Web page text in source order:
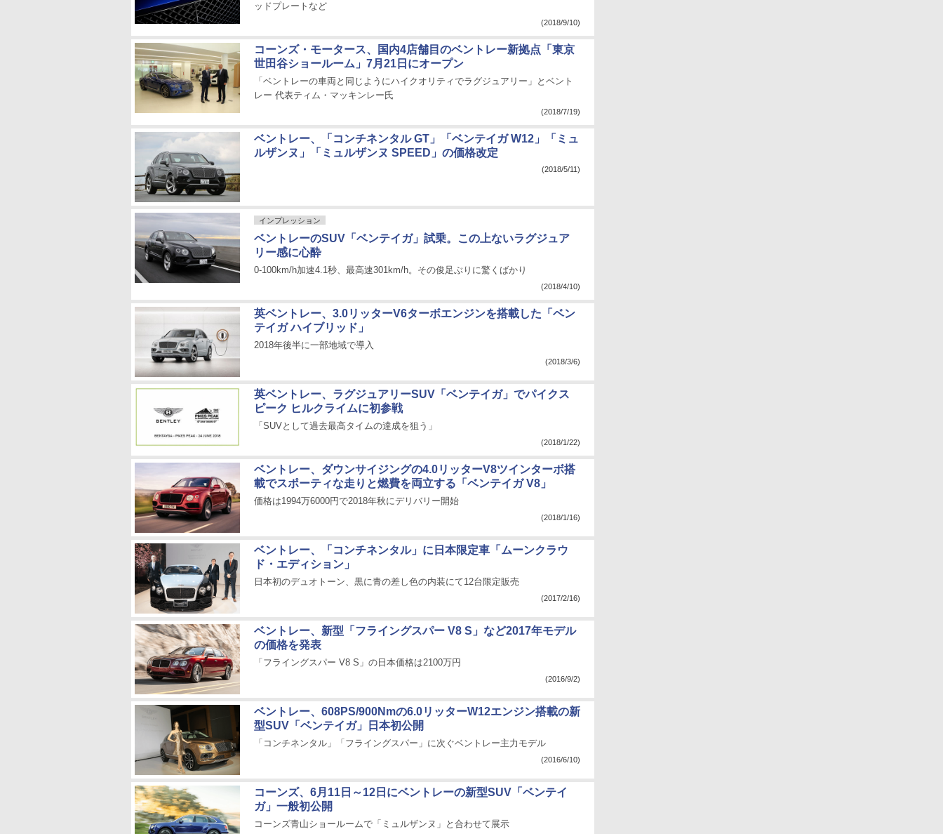
ッドプレートなど
(2018/9/10)
コーンズ・モータース、国内4店舗目のベントレー新拠点「東京
世田谷ショールーム」7月21日にオープン
「ベントレーの車両と同じようにハイクオリティでラグジュアリー」とベント
レー 代表ティム・マッキンレー氏
(2018/7/19)
ベントレー、「コンチネンタル GT」「ベンテイガ W12」「ミュ
ルザンヌ」「ミュルザンヌ SPEED」の価格改定
(2018/5/11)
インプレッション
ベントレーのSUV「ベンテイガ」試乗。この上ないラグジュア
リー感に心酔
0-100km/h加速4.1秒、最高速301km/h。その俊足ぶりに驚くばかり
(2018/4/10)
英ベントレー、3.0リッターV6ターボエンジンを搭載した「ベン
テイガ ハイブリッド」
2018年後半に一部地域で導入
(2018/3/6)
英ベントレー、ラグジュアリーSUV「ベンテイガ」でパイクス
ピーク ヒルクライムに初参戦
「SUVとして過去最高タイムの達成を狙う」
(2018/1/22)
ベントレー、ダウンサイジングの4.0リッターV8ツインターボ搭
載でスポーティな走りと燃費を両立する「ベンテイガ V8」
価格は1994万6000円で2018年秋にデリバリー開始
(2018/1/16)
ベントレー、「コンチネンタル」に日本限定車「ムーンクラウ
ド・エディション」
日本初のデュオトーン、黒に青の差し色の内装にて12台限定販売
(2017/2/16)
ベントレー、新型「フライングスパー V8 S」など2017年モデル
の価格を発表
「フライングスパー V8 S」の日本価格は2100万円
(2016/9/2)
ベントレー、608PS/900Nmの6.0リッターW12エンジン搭載の新
型SUV「ベンテイガ」日本初公開
「コンチネンタル」「フライングスパー」に次ぐベントレー主力モデル
(2016/6/10)
コーンズ、6月11日～12日にベントレーの新型SUV「ベンテイ
ガ」一般初公開
コーンズ青山ショールームで「ミュルザンヌ」と合わせて展示